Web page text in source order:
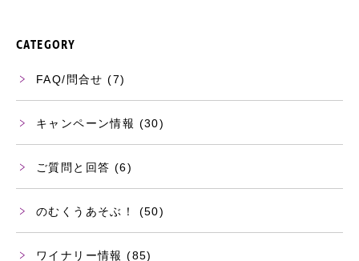
CATEGORY
FAQ/問合せ (7)
キャンペーン情報 (30)
ご質問と回答 (6)
のむくうあそぶ！ (50)
ワイナリー情報 (85)